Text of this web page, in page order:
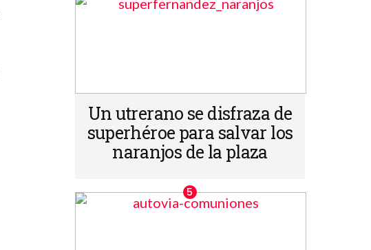
Un utrerano se disfraza de
superhéroe para salvar los
naranjos de la plaza